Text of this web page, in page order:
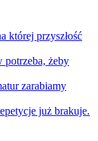
której przyszłość
żeby
zarabiamy
już brakuje.